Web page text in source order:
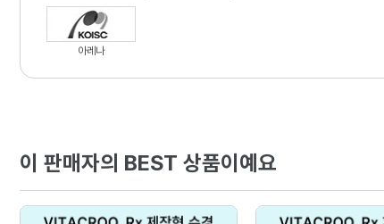
아레나
이 판매자의 BEST 상품이예요